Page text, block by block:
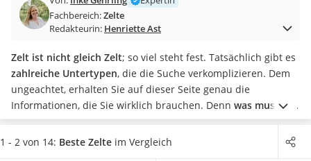
Aluminium-Koffer
Futterboot
E-Bike-Dreirad
Trekkingschuhe Herren
Reisetasche mit Rollen
Klimmzugstation
Koffer
Nachtsichtgerät
Fachbereich:Zelte
Redakteurin: Henriette Ast
Zelt ist nicht gleich Zelt; so viel steht fest. Tatsächlich gibt es
zahlreiche Untertypen, die die Suche verkomplizieren. Dem
ungeachtet, erhalten Sie auf dieser Seite genau die
Informationen, die Sie wirklich brauchen. Denn was muss ein
Zelt können?Es musswasserdicht und reißfestsein. Es muss
ausreichend Platzfür Sie und womöglich Mitreisende bieten.
1 - 2 von 14: Beste Zelte im Vergleich